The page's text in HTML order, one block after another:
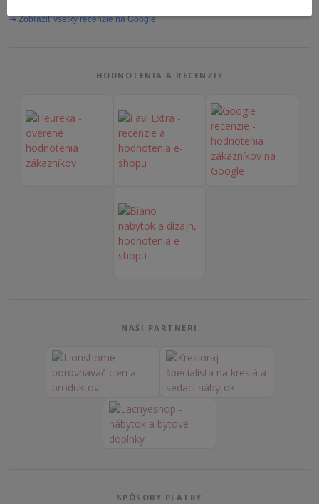
➔ Zobraziť všetky recenzie na Google
HODNOTENIA A RECENZIE
NAŠI PARTNERI
SPÔSOBY PLATBY